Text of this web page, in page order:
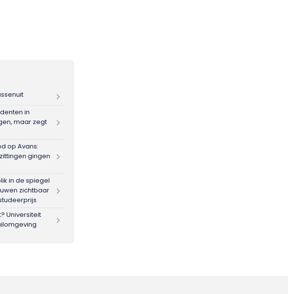
in
maar zegt
op Avans:
gingen
in de spiegel
zichtbaar
Universiteit